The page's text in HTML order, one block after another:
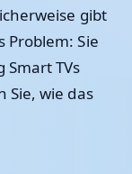
gibt
Problem: Sie
Smart TVs
Sie, wie das